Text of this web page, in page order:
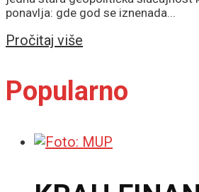
ponavlja: gde god se iznenada...
Pročitaj više
Popularno